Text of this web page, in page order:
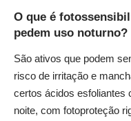
O que é
pedem uso noturno?
São ativos que podem
risco de irritação e
certos ácidos esfoliantes
noite, com fotoproteção